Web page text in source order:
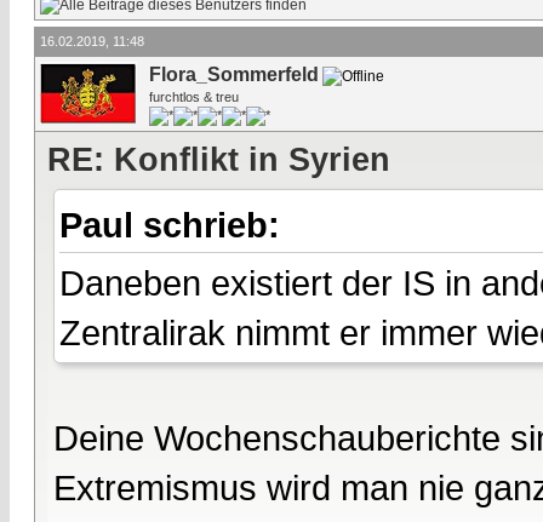
16.02.2019, 11:48
Flora_Sommerfeld
furchtlos & treu
RE: Konflikt in Syrien
Paul schrieb:
Daneben existiert der IS in
Zentralirak nimmt er immer
Deine Wochenschauberichte
Extremismus wird man nie